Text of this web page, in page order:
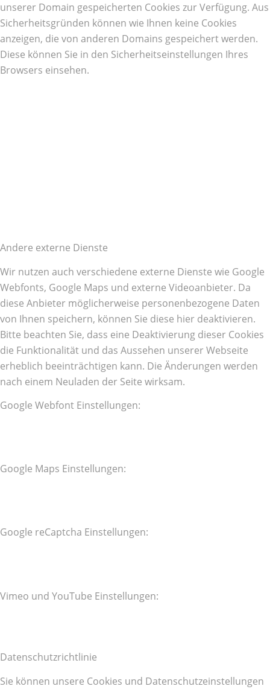
unserer Domain gespeicherten Cookies zur Verfügung. Aus
Sicherheitsgründen können wie Ihnen keine Cookies
anzeigen, die von anderen Domains gespeichert werden.
Diese können Sie in den Sicherheitseinstellungen Ihres
Browsers einsehen.
Andere externe Dienste
Wir nutzen auch verschiedene externe Dienste wie Google
Webfonts, Google Maps und externe Videoanbieter. Da
diese Anbieter möglicherweise personenbezogene Daten
von Ihnen speichern, können Sie diese hier deaktivieren.
Bitte beachten Sie, dass eine Deaktivierung dieser Cookies
die Funktionalität und das Aussehen unserer Webseite
erheblich beeinträchtigen kann. Die Änderungen werden
nach einem Neuladen der Seite wirksam.
Google Webfont Einstellungen:
Google Maps Einstellungen:
Google reCaptcha Einstellungen:
Vimeo und YouTube Einstellungen:
Datenschutzrichtlinie
Sie können unsere Cookies und Datenschutzeinstellungen